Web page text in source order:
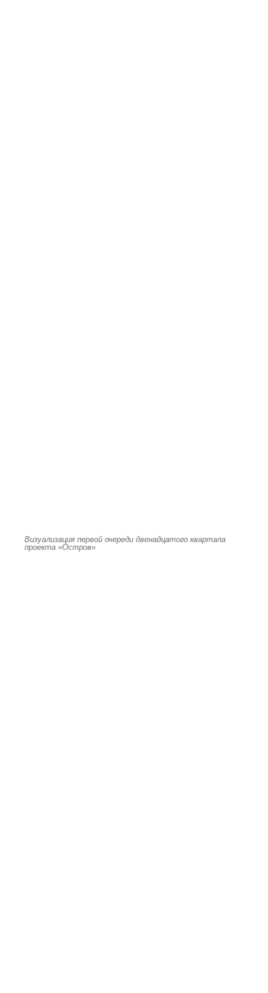
Визуализация первой очереди двенадцатого квартала
проекта «Остров»